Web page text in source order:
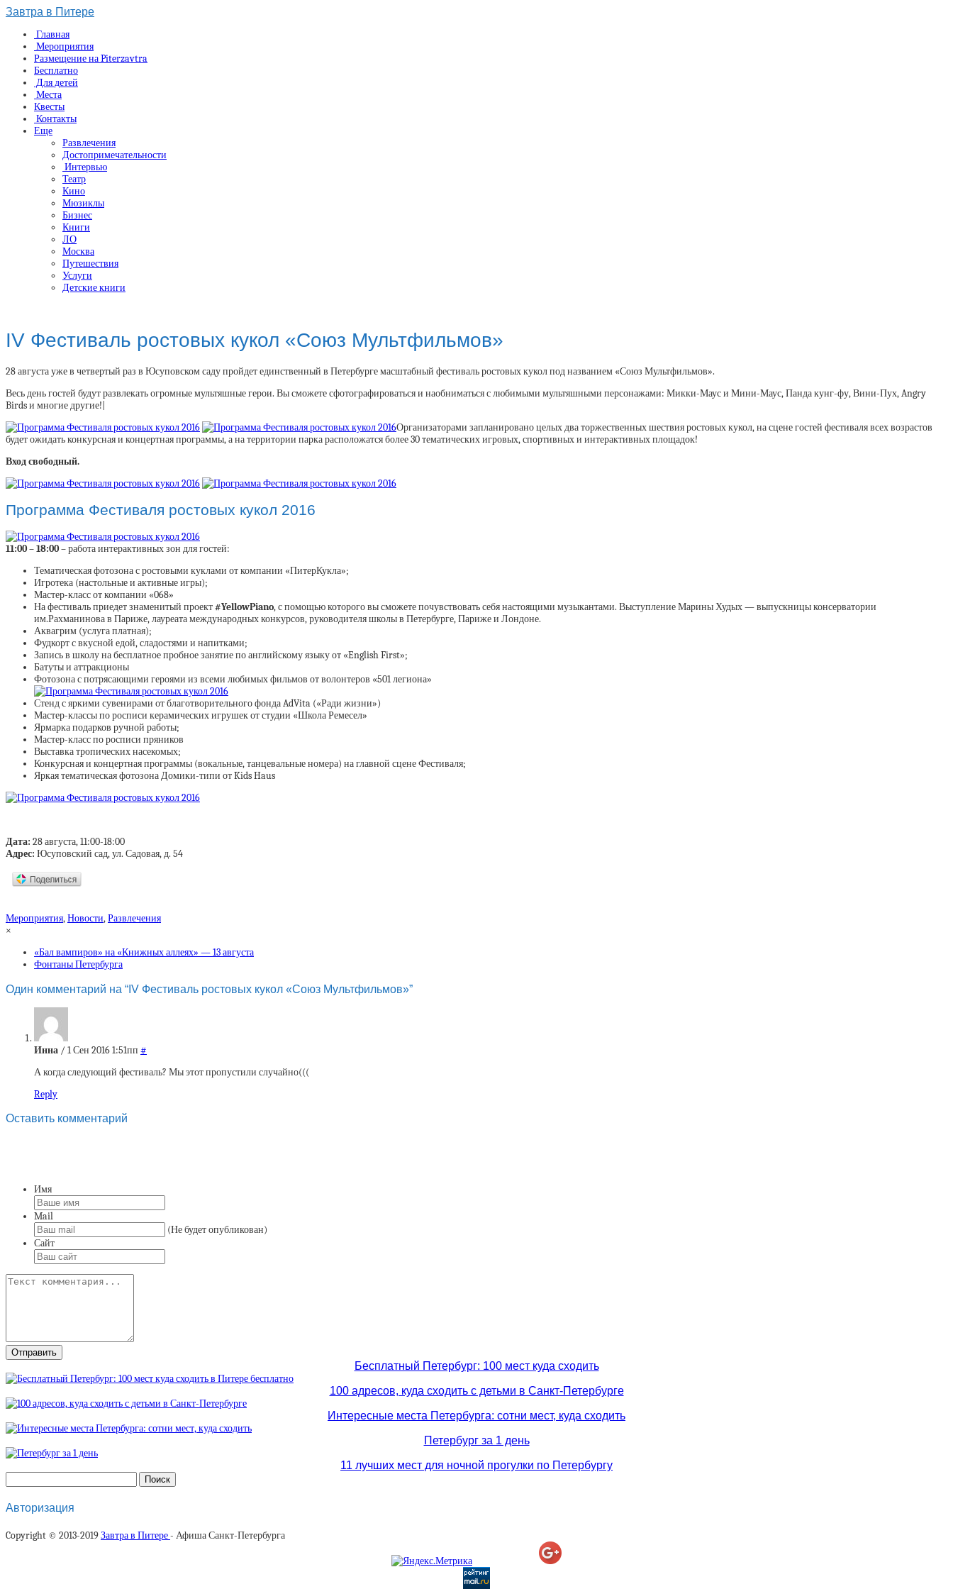
Завтра в Питере
Главная
Мероприятия
Размещение на Piterzavtra
Бесплатно
Для детей
Места
Квесты
Контакты
Еще
Развлечения
Достопримечательности
Интервью
Театр
Кино
Мюзиклы
Бизнес
Книги
ЛО
Москва
Путешествия
Услуги
Детские книги
IV Фестиваль ростовых кукол «Союз Мультфильмов»
28 августа уже в четвертый раз в Юсуповском саду пройдет единственный в Петербурге масштабный фестиваль ростовых кукол под названием «Союз Мультфильмов».
Весь день гостей будут развлекать огромные мультяшные герои. Вы сможете сфотографироваться и наобниматься с любимыми мультяшными персонажами: Микки-Маус и Мини-Маус, Панда кунг-фу, Вини-Пух, Angry
Birds и многие другие!|
Организаторами запланировано целых два торжественных шествия ростовых кукол, на сцене гостей фестиваля всех возрастов
будет ожидать конкурсная и концертная программы, а на территории парка расположатся более 30 тематических игровых, спортивных и интерактивных площадок!
Вход свободный.
Программа Фестиваля ростовых кукол 2016
11:00 – 18:00– работа интерактивных зон для гостей:
Тематическая фотозона с ростовыми куклами от компании «ПитерКукла»;
Игротека (настольные и активные игры);
Мастер-класс от компании «068»
На фестиваль приедет знаменитый проект#YellowPiano, с помощью которого вы сможете почувствовать себя настоящими музыкантами. Выступление Марины Худых — выпускницы консерватории
им.Рахманинова в Париже, лауреата международных конкурсов, руководителя школы в Петербурге, Париже и Лондоне.
Аквагрим (услуга платная);
Фудкорт с вкусной едой, сладостями и напитками;
Запись в школу на бесплатное пробное занятие по английскому языку от «English First»;
Батуты и аттракционы
Фотозона с потрясающими героями из всеми любимых фильмов от волонтеров «501 легиона»
Стенд с яркими сувенирами от благотворительного фонда AdVita («Ради жизни»)
Мастер-классы по росписи керамических игрушек от студии «Школа Ремесел»
Ярмарка подарков ручной работы;
Мастер-класс по росписи пряников
Выставка тропических насекомых;
Конкурсная и концертная программы (вокальные, танцевальные номера) на главной сцене Фестиваля;
Яркая тематическая фотозона Домики-типи от Kids Haus
Дата: 28 августа, 11:00-18:00
Адрес: Юсуповский сад, ул. Садовая, д. 54
Мероприятия,Новости,Развлечения
×
«Бал вампиров» на «Книжных аллеях» — 13 августа
Фонтаны Петербурга
Один комментарий на “IV Фестиваль ростовых кукол «Союз Мультфильмов»”
Инна / 1 Сен 2016 1:51пп #
А когда следующий фестиваль? Мы этот пропустили случайно(((
Reply
Оставить комментарий
Имя
Mail
(Не будет опубликован)
Сайт
Бесплатный Петербург: 100 мест куда сходить
100 адресов, куда сходить с детьми в Санкт-Петербурге
Интересные места Петербурга: сотни мест, куда сходить
Петербург за 1 день
11 лучших мест для ночной прогулки по Петербургу
Авторизация
Copyright © 2013-2019Завтра в Питере- Афиша Санкт-Петербурга